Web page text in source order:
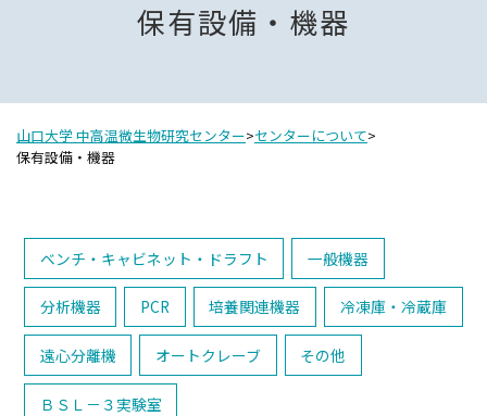
保有設備・機器
山口大学 中高温微生物研究センター>センターについて>
保有設備・機器
ベンチ・キャビネット・ドラフト 一般機器
分析機器 PCR 培養関連機器 冷凍庫・冷蔵庫
遠心分離機 オートクレーブ その他
ＢＳＬ－３実験室